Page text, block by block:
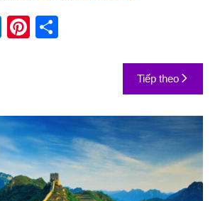
Li
dI
n
Pi
st
S
Tiếp theo